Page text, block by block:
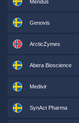
Mendus
Genovis
ArcticZymes
Abera Bioscience
Medivir
SynAct Pharma